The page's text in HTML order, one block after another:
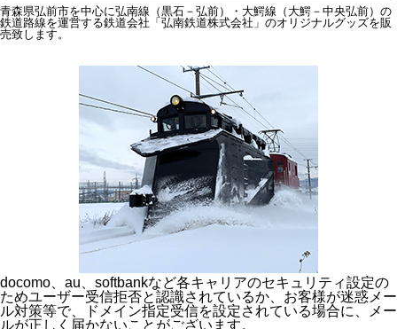
青森県弘前市を中心に弘南線（黒石－弘前）・大鰐線（大鰐－中央弘前）の
鉄道路線を運営する鉄道会社「弘南鉄道株式会社」のオリジナルグッズを販
売致します。
docomo、au、softbankなど各キャリアのセキュリティ設定の
ためユーザー受信拒否と認識されているか、お客様が迷惑メー
ル対策等で、ドメイン指定受信を設定されている場合に、メー
ルが正しく届かないことがございます。